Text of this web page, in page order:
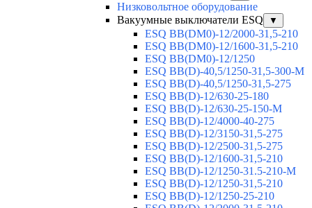
Низковольтное оборудование
Вакуумные выключатели ESQ
▼
ESQ ВВ(DM0)-12/2000-31,5-210
ESQ ВВ(DM0)-12/1600-31,5-210
ESQ ВВ(DM0)-12/1250
ESQ ВВ(D)-40,5/1250-31,5-300-М
ESQ ВВ(D)-40,5/1250-31,5-275
ESQ ВВ(D)-12/630-25-180
ESQ ВВ(D)-12/630-25-150-М
ESQ ВВ(D)-12/4000-40-275
ESQ ВВ(D)-12/3150-31,5-275
ESQ ВВ(D)-12/2500-31,5-275
ESQ ВВ(D)-12/1600-31,5-210
ESQ ВВ(D)-12/1250-31.5-210-М
ESQ ВВ(D)-12/1250-31,5-210
ESQ ВВ(D)-12/1250-25-210